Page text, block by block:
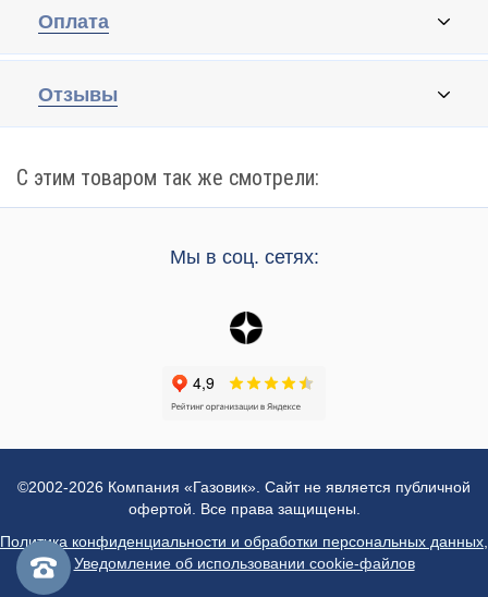
Оплата
Отзывы
С этим товаром так же смотрели:
Мы в соц. сетях:
©2002-2026 Компания «Газовик». Сайт не является публичной
офертой. Все права защищены.
Политика конфиденциальности и обработки персональных данных
Уведомление об использовании cookie-файлов